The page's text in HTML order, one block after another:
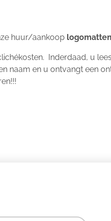
huur/aankoop logomatten
Inderdaad, u
naam en u ontvangt een